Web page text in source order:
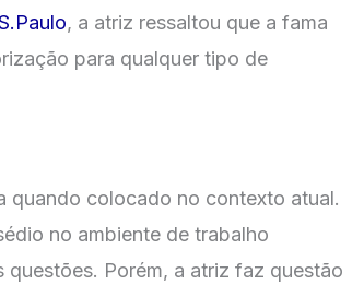
, a atriz ressaltou que a fama
para qualquer tipo de
quando colocado no contexto atual.
no ambiente de trabalho
Porém, a atriz faz questão